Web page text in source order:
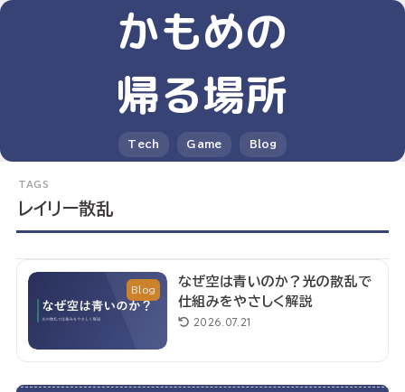
かもめの
帰る場所
Tech Game Blog
レイリー散乱
Blog
なぜ空は青いのか？光の散乱で
仕組みをやさしく解説
2026.07.21